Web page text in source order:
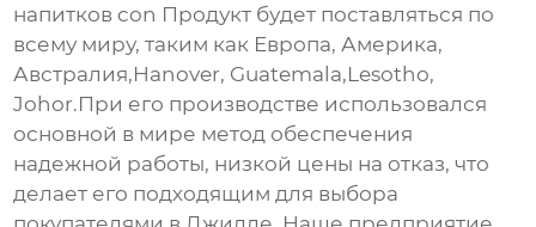
напитков con Продукт будет поставляться по
всему миру, таким как Европа, Америка,
Австралия,Hanover, Guatemala,Lesotho,
Johor.При его производстве использовался
основной в мире метод обеспечения
надежной работы, низкой цены на отказ, что
делает его подходящим для выбора